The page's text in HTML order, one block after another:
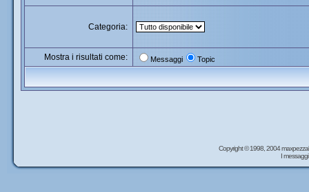
Categoria:
Mostra i risultati come: Messaggi Topic
Copyright © 1998, 2004
I